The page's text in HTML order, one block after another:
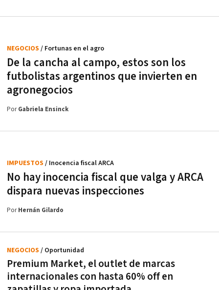
De la cancha al campo, estos son los
futbolistas argentinos que invierten en
agronegocios
NEGOCIOS / Fortunas en el agro
PorGabriela Ensinck
No hay inocencia fiscal que valga y ARCA
dispara nuevas inspecciones
IMPUESTOS / Inocencia fiscal ARCA
PorHernán Gilardo
Premium Market, el outlet de marcas
internacionales con hasta 60% off en
NEGOCIOS / Oportunidad